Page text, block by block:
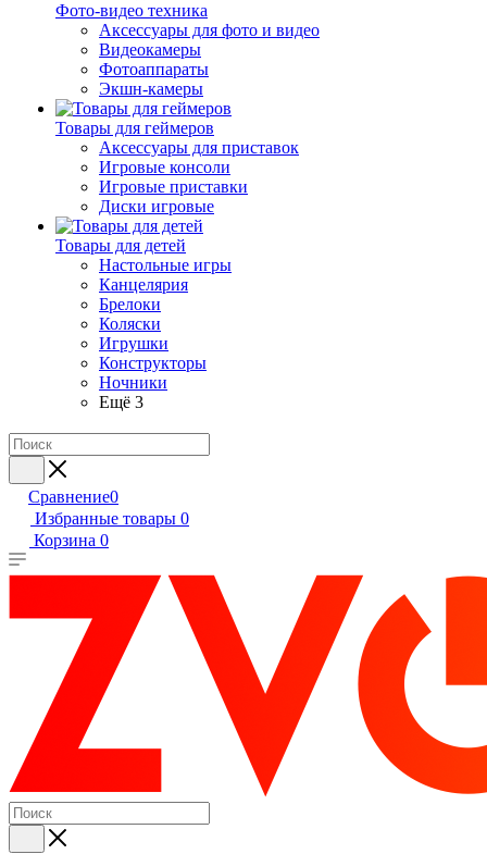
Фото-видео техника
Аксессуары для фото и видео
Видеокамеры
Фотоаппараты
Экшн-камеры
Товары для геймеров
Аксессуары для приставок
Игровые консоли
Игровые приставки
Диски игровые
Товары для детей
Настольные игры
Канцелярия
Брелоки
Коляски
Игрушки
Конструкторы
Ночники
Ещё 3
Сравнение0
Избранные товары 0
Корзина 0